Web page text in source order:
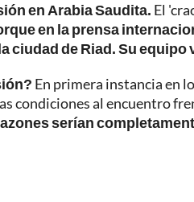
en Arabia Saudita. El
en la prensa
ciudad de Riad. Su equipo
En primera instancia en
condiciones al encuentro
serían